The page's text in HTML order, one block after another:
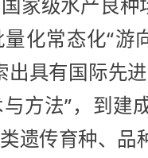
化常态化“游
出具有国际先
方法”，到建
遗传育种、品